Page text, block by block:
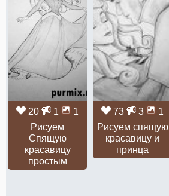
20 1
1
Рисуем
Спящую
красавицу
простым
73 3
1
Рисуем спящую
красавицу и
принца